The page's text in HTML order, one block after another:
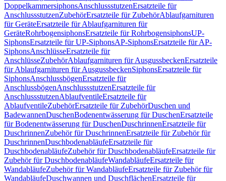
DoppelkammersiphonsAnschlussstutzenErsatzteile für
AnschlussstutzenZubehörErsatzteile für ZubehörAblaufgarnituren
für GeräteErsatzteile für Ablaufgarnituren für
GeräteRohrbogensiphonsErsatzteile für RohrbogensiphonsUP-
SiphonsErsatzteile für UP-SiphonsAP-SiphonsErsatzteile für AP-
SiphonsAnschlüsseErsatzteile für
AnschlüsseZubehörAblaufgarnituren für AusgussbeckenErsatzteile
für Ablaufgarnituren für AusgussbeckenSiphonsErsatzteile für
SiphonsAnschlussbögenErsatzteile für
AnschlussbögenAnschlussstutzenErsatzteile für
AnschlussstutzenAblaufventileErsatzteile für
AblaufventileZubehörErsatzteile für ZubehörDuschen und
BadewannenDuschenBodenentwässerung für DuschenErsatzteile
für Bodenentwässerung für DuschenDuschrinnenErsatzteile für
DuschrinnenZubehör für DuschrinnenErsatzteile für Zubehör für
DuschrinnenDuschbodenabläufeErsatzteile für
DuschbodenabläufeZubehör für DuschbodenabläufeErsatzteile für
Zubehör für DuschbodenabläufeWandabläufeErsatzteile für
WandabläufeZubehör für WandabläufeErsatzteile für Zubehör für
WandabläufeDuschwannen und DuschflächenErsatzteile für